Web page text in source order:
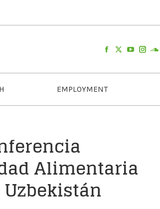
EMPLOYMENT
Alimentaria